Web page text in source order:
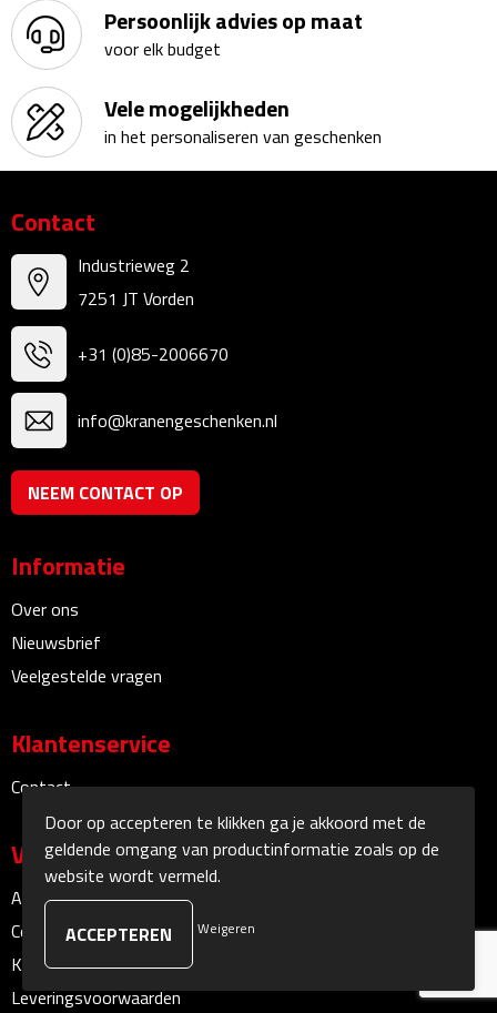
Overhemden
Sweaters
Fleecevesten
Vesten
Broeken
Korte broeken
Lange broeken
Rokken
Ondergoed & Sokken
Ondergoed
Sokken
Caps, Hoeden & Mutsen
Bandanas
Hoeden
Mutsen
Oorwarmers
Zonnekleppen
Handschoenen & Sjaals
Persoonlijk advies op maat
voor elk budget
Vele mogelijkheden
in het personaliseren van geschenken
Contact
Industrieweg 2
7251 JT Vorden
+31 (0)85-2006670
info@kranengeschenken.nl
NEEM CONTACT OP
Informatie
Over ons
Nieuwsbrief
Veelgestelde vragen
Klantenservice
Contact
Veilig winkelen
Algemene voorwaarden
Cookieverklaring
Klachtenprocedure
Leveringsvoorwaarden
Door op accepteren te klikken ga je akkoord met de
geldende omgang van productinformatie zoals op de
website wordt vermeld.
Weigeren